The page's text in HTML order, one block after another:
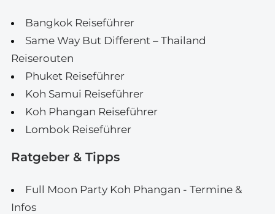
Bangkok Reiseführer
Same Way But Different – Thailand
Reiserouten
Phuket Reiseführer
Koh Samui Reiseführer
Koh Phangan Reiseführer
Lombok Reiseführer
Ratgeber & Tipps
Full Moon Party Koh Phangan - Termine &
Infos